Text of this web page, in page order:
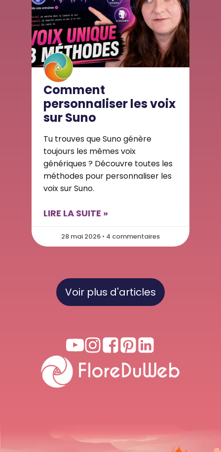
Comment
personnaliser les voix
sur Suno
Tu trouves que Suno génère
toujours les mêmes voix
génériques ? Découvre toutes les
méthodes pour personnaliser les
voix sur Suno.
LIRE LA SUITE »
28 mai 2026 • 4 commentaires
Voir plus d'articles